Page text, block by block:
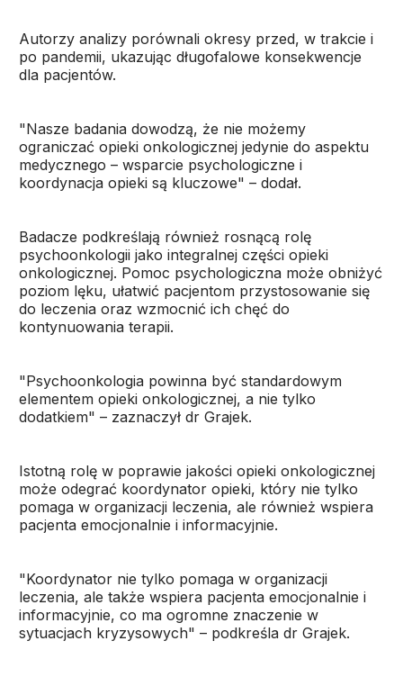
Autorzy analizy porównali okresy przed, w trakcie i
po pandemii, ukazując długofalowe konsekwencje
dla pacjentów.
"Nasze badania dowodzą, że nie możemy
ograniczać opieki onkologicznej jedynie do aspektu
medycznego – wsparcie psychologiczne i
koordynacja opieki są kluczowe" – dodał.
Badacze podkreślają również rosnącą rolę
psychoonkologii jako integralnej części opieki
onkologicznej. Pomoc psychologiczna może obniżyć
poziom lęku, ułatwić pacjentom przystosowanie się
do leczenia oraz wzmocnić ich chęć do
kontynuowania terapii.
"Psychoonkologia powinna być standardowym
elementem opieki onkologicznej, a nie tylko
dodatkiem" – zaznaczył dr Grajek.
Istotną rolę w poprawie jakości opieki onkologicznej
może odegrać koordynator opieki, który nie tylko
pomaga w organizacji leczenia, ale również wspiera
pacjenta emocjonalnie i informacyjnie.
"Koordynator nie tylko pomaga w organizacji
leczenia, ale także wspiera pacjenta emocjonalnie i
informacyjnie, co ma ogromne znaczenie w
sytuacjach kryzysowych" – podkreśla dr Grajek.